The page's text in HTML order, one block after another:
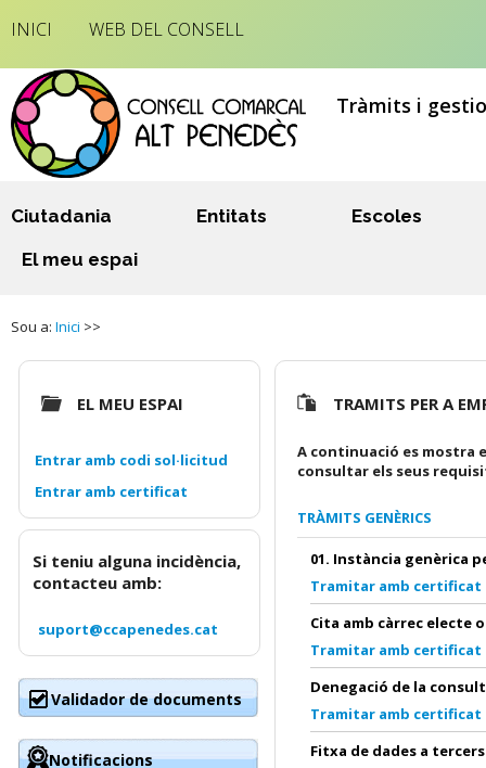
INICI WEB DEL CONSELL
Tràmits i
Ciutadania Entitats
Escoles
El meu espai
Sou a: Inici >>
TRAMITS PER A
A continuació es mostra
consultar els seus
TRÀMITS GENÈRICS
01. Instància genèrica
Tramitar amb certificat
Cita amb càrrec electe
Tramitar amb certificat
Denegació de la
Tramitar amb certificat
Fitxa de dades a tercers
EL MEU ESPAI
Entrar amb codi sol·licitud
Si teniu alguna incidència,
contacteu amb:
suport@ccapenedes.cat
Validador de documents
Notificacions